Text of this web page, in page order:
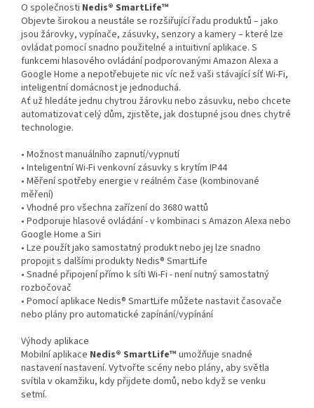
O společnosti Nedis® SmartLife™
Objevte širokou a neustále se rozšiřující řadu produktů – jako
jsou žárovky, vypínače, zásuvky, senzory a kamery – které lze
ovládat pomocí snadno použitelné a intuitivní aplikace. S
funkcemi hlasového ovládání podporovanými Amazon Alexa a
Google Home a nepotřebujete nic víc než vaši stávající síť Wi-Fi,
inteligentní domácnost je jednoduchá.
Ať už hledáte jednu chytrou žárovku nebo zásuvku, nebo chcete
automatizovat celý dům, zjistěte, jak dostupné jsou dnes chytré
technologie.
• Možnost manuálního zapnutí/vypnutí
• Inteligentní Wi-Fi venkovní zásuvky s krytím IP44
• Měření spotřeby energie v reálném čase (kombinované
měření)
• Vhodné pro všechna zařízení do 3680 wattů
• Podporuje hlasové ovládání - v kombinaci s Amazon Alexa nebo
Google Home a Siri
• Lze použít jako samostatný produkt nebo jej lze snadno
propojit s dalšími produkty Nedis® SmartLife
• Snadné připojení přímo k síti Wi-Fi - není nutný samostatný
rozbočovač
• Pomocí aplikace Nedis® SmartLife můžete nastavit časovače
nebo plány pro automatické zapínání/vypínání
Výhody aplikace
Mobilní aplikace Nedis® SmartLife™ umožňuje snadné
nastavení nastavení. Vytvořte scény nebo plány, aby světla
svítila v okamžiku, kdy přijdete domů, nebo když se venku
setmí.